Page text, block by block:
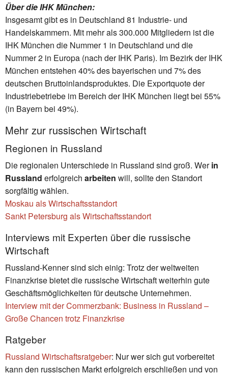
Über die IHK München:
Insgesamt gibt es in Deutschland 81 Industrie- und
Handelskammern. Mit mehr als 300.000 Mitgliedern ist die
IHK München die Nummer 1 in Deutschland und die
Nummer 2 in Europa (nach der IHK Paris). Im Bezirk der IHK
München entstehen 40% des bayerischen und 7% des
deutschen Bruttoinlandsproduktes. Die Exportquote der
Industriebetriebe im Bereich der IHK München liegt bei 55%
(in Bayern bei 49%).
Mehr zur russischen Wirtschaft
Regionen in Russland
Die regionalen Unterschiede in Russland sind groß. Werin
Russland erfolgreich arbeiten will, sollte den Standort
sorgfältig wählen.
Moskau als Wirtschaftsstandort
Sankt Petersburg als Wirtschaftsstandort
Interviews mit Experten über die russische
Wirtschaft
Russland-Kenner sind sich einig: Trotz der weltweiten
Finanzkrise bietet die russische Wirtschaft weiterhin gute
Geschäftsmöglichkeiten für deutsche Unternehmen.
Interview mit der Commerzbank: Business in Russland –
Große Chancen trotz Finanzkrise
Ratgeber
Russland Wirtschaftsratgeber: Nur wer sich gut vorbereitet
kann den russischen Markt erfolgreich erschließen und von